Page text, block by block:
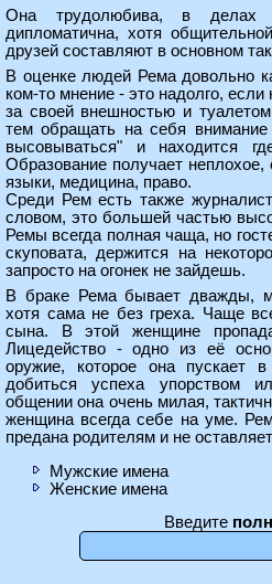
Она трудолюбива, в делах
дипломатична, хотя
друзей составляют в основном
В оценке людей Рема довольно
ком-то мнение - это надолго, если
за своей внешностью и
тем обращать на себя
высовываться" и находится
Образование получает
языки, медицина, право.
Среди Рем есть также
словом, это большей частью
Ремы всегда полная чаща, но
скуповата, держится на
запросто на огонек не зайдешь.
В браке Рема бывает дважды,
хотя сама не без греха. Чаще
сына. В этой женщине
Лицедейство - одно из её
оружие, которое она пускает
добиться успеха упорством
общении она очень милая,
женщина всегда себе на уме.
предана родителям и не
Мужские имена
Женские имена
Введите